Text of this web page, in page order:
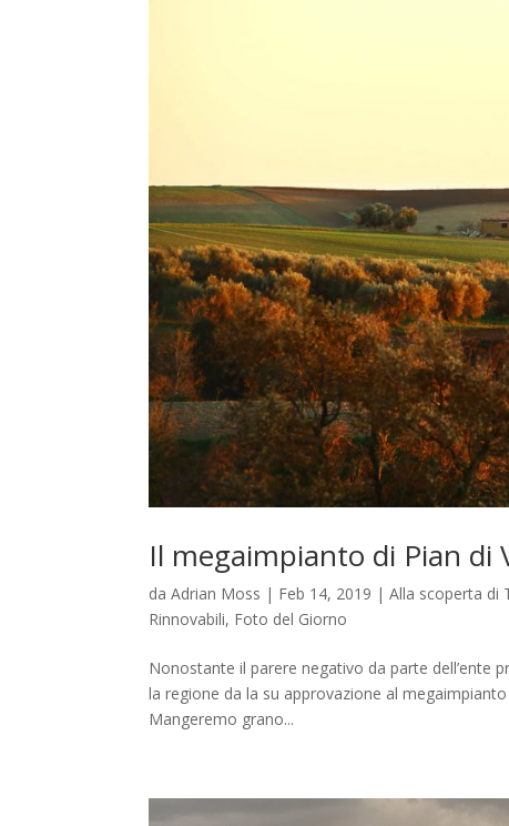
Il megaimpianto di Pian di
daAdrian Moss | Feb 14, 2019 |Alla scoperta di
Rinnovabili, Foto del Giorno
Nonostante il parere negativo da parte dell’ente
la regione da la su approvazione al
Mangeremo grano...